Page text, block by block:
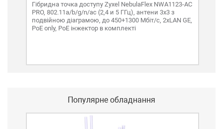
Гібридна точка доступу Zyxel NebulaFlex NWA1123-AC
PRO, 802.11a/b/g/n/ac (2,4 и 5 ГГц), антени 3x3 з
подвійною діаграмою, до 450+1300 Мбіт/с, 2xLAN GE,
PoE only, PoE інжектор в комплекті
Популярне обладнання